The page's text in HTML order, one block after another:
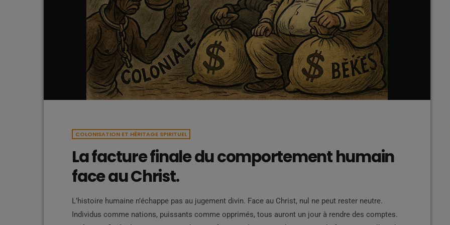
COLONISATION ET HÉRITAGE SPIRITUEL
La facture finale du comportement humain
face au Christ.
L’histoire humaine n’échappe pas au jugement divin. Face au Christ, nul ne peut rester neutre.
Individus comme nations, puissants comme opprimés, tous auront un jour à rendre des comptes.